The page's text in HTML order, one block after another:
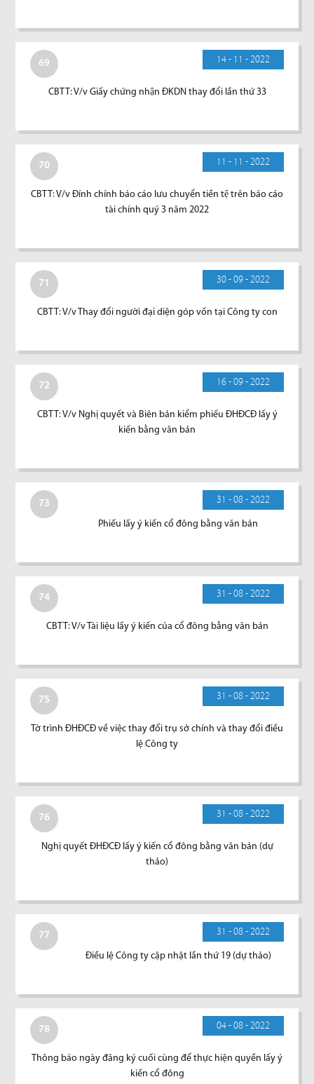
69 14 - 11 - 2022
CBTT: V/v Giấy chứng nhận ĐKDN thay đổi lần thứ 33
70 11 - 11 - 2022
CBTT: V/v Đính chính báo cáo lưu chuyển tiền tệ trên báo cáo
tài chính quý 3 năm 2022
71 30 - 09 - 2022
CBTT: V/v Thay đổi người đại diện góp vốn tại Công ty con
72 16 - 09 - 2022
CBTT: V/v Nghị quyết và Biên bản kiểm phiếu ĐHĐCĐ lấy ý
kiến bằng văn bản
73 31 - 08 - 2022
Phiếu lấy ý kiến cổ đông bằng văn bản
74 31 - 08 - 2022
CBTT: V/v Tài liệu lấy ý kiến của cổ đông bằng văn bản
75 31 - 08 - 2022
Tờ trình ĐHĐCĐ về việc thay đổi trụ sở chính và thay đổi điều
lệ Công ty
76 31 - 08 - 2022
Nghị quyết ĐHĐCĐ lấy ý kiến cổ đông bằng văn bản (dự
thảo)
77 31 - 08 - 2022
Điều lệ Công ty cập nhật lần thứ 19 (dự thảo)
78 04 - 08 - 2022
Thông báo ngày đăng ký cuối cùng để thực hiện quyền lấy ý
kiến cổ đông